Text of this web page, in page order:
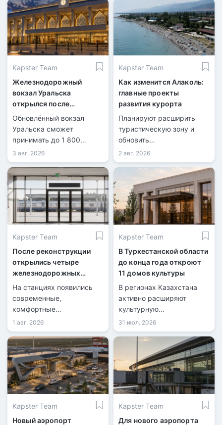
Kapster Team
Железнодорожный
вокзал Уральска
открылся после
масштабной
реконструкции
Обновлённый вокзал
Уральска сможет
принимать до 1 800
пассажиров в сутки.
3 авг. 2026
Kapster Team
Как изменится Алаколь:
главные проекты
развития курорта
Планируют расширить
туристическую зону и
обновить
инфраструктуру.
2 авг. 2026
Kapster Team
После реконструкции
открылись четыре
железнодорожных
вокзала
На станциях появились
современные,
комфортные
пространства для
пассажиров.
1 авг. 2026
Kapster Team
В Туркестанской области
до конца года откроют
11 домов культуры
В регионах Казахстана
активно расширяют
культурную
инфраструктуру.
31 июл. 2026
Kapster Team
Новый аэропорт
Kapster Team
Для нового аэропорта